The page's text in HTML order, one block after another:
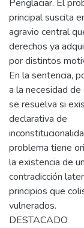
Periglaciar. El
principal suscita
agravio central
derechos ya
por distintos
En la sentencia,
a la necesidad de
se resuelva si
declarativa de
problema tiene
la existencia de
contradicción
principios que
vulnerados.
DESTACADO